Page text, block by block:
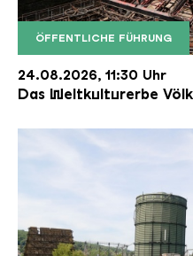
ÖFFENTLICHE FÜHRUNG
Der Erzschrägaufzug
Copyright:
24.08.2026, 11:30 Uhr
Das Weltkulturerbe